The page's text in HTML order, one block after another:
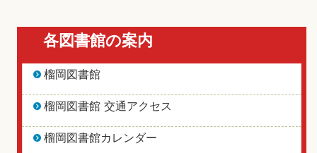
各図書館の案内
榴岡図書館
榴岡図書館 交通アクセス
榴岡図書館カレンダー